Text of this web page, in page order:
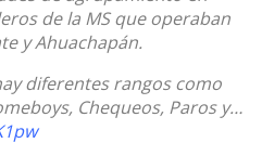
de la MS que operaban
y Ahuachapán.
diferentes rangos como
Chequeos, Paros y…